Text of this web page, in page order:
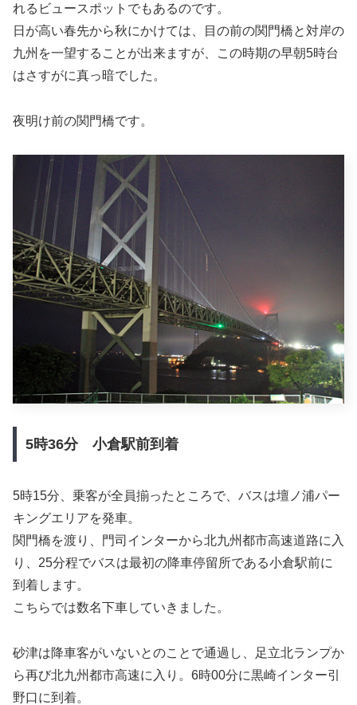
れるビュースポットでもあるのです。
日が高い春先から秋にかけては、目の前の関門橋と対岸の
九州を一望することが出来ますが、この時期の早朝5時台
はさすがに真っ暗でした。
夜明け前の関門橋です。
5時36分 小倉駅前到着
5時15分、乗客が全員揃ったところで、バスは壇ノ浦パー
キングエリアを発車。
関門橋を渡り、門司インターから北九州都市高速道路に入
り、25分程でバスは最初の降車停留所である小倉駅前に
到着します。
こちらでは数名下車していきました。
砂津は降車客がいないとのことで通過し、足立北ランプか
ら再び北九州都市高速に入り。6時00分に黒崎インター引
野口に到着。